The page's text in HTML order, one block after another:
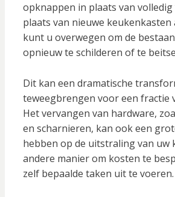
opknappen in plaats van volledig
plaats van nieuwe keukenkasten
kunt u overwegen om de
opnieuw te schilderen of te
Dit kan een dramatische
teweegbrengen voor een fractie
Het vervangen van hardware,
en scharnieren, kan ook een
hebben op de uitstraling van uw
andere manier om kosten te
zelf bepaalde taken uit te voeren.